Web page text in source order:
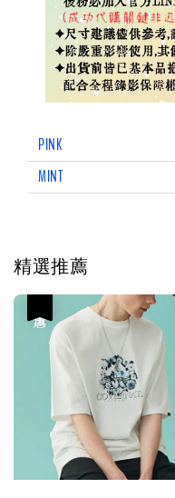
PINK
MINT
精選推薦